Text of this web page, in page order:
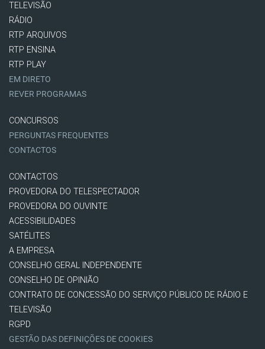
TELEVISÃO
RÁDIO
RTP ARQUIVOS
RTP ENSINA
RTP PLAY
EM DIRETO
REVER PROGRAMAS
CONCURSOS
PERGUNTAS FREQUENTES
CONTACTOS
CONTACTOS
PROVEDORA DO TELESPECTADOR
PROVEDORA DO OUVINTE
ACESSIBILIDADES
SATÉLITES
A EMPRESA
CONSELHO GERAL INDEPENDENTE
CONSELHO DE OPINIÃO
CONTRATO DE CONCESSÃO DO SERVIÇO PÚBLICO DE RÁDIO E
TELEVISÃO
RGPD
GESTÃO DAS DEFINIÇÕES DE COOKIES